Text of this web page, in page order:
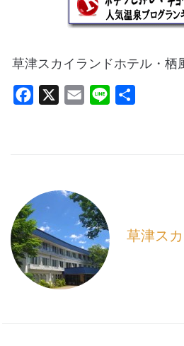
草津スカイランドホテル・栖
o
o
k
草津ス